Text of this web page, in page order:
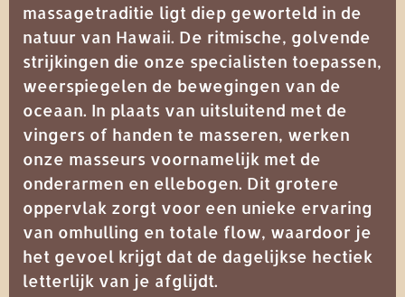
massagetraditie ligt diep geworteld in de
natuur van Hawaii. De ritmische, golvende
strijkingen die onze specialisten toepassen,
weerspiegelen de bewegingen van de
oceaan. In plaats van uitsluitend met de
vingers of handen te masseren, werken
onze masseurs voornamelijk met de
onderarmen en ellebogen. Dit grotere
oppervlak zorgt voor een unieke ervaring
van omhulling en totale flow, waardoor je
het gevoel krijgt dat de dagelijkse hectiek
letterlijk van je afglijdt.